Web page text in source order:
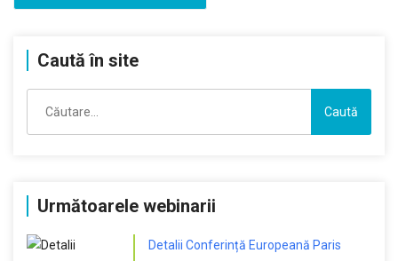
Caută în site
după:
Următoarele webinarii
Detalii Conferință Europeană Paris